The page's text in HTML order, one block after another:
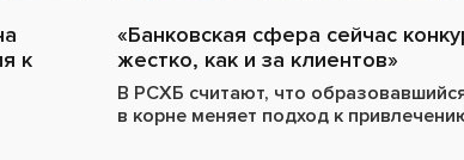
к
«Банковская сфера сейчас
жестко, как и за клиентов»
В РСХБ считают, что
в корне меняет подход к